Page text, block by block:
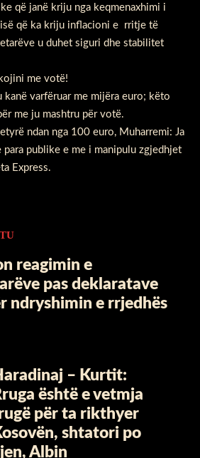
që janë kriju nga keqmenaxhimi i
që ka kriju inflacioni e rritje të
u duhet siguri dhe stabilitet
me votë!
kanë varfëruar me mijëra euro; këto
me ju mashtru për votë.
ndan nga 100 euro, Muharremi: Ja
publike e me i manipulu zgjedhjet
Express.
reagimin e
pas deklaratave
ndryshimin e rrjedhës
– Kurtit:
është e vetmja
për ta rikthyer
shtatori po
Albin